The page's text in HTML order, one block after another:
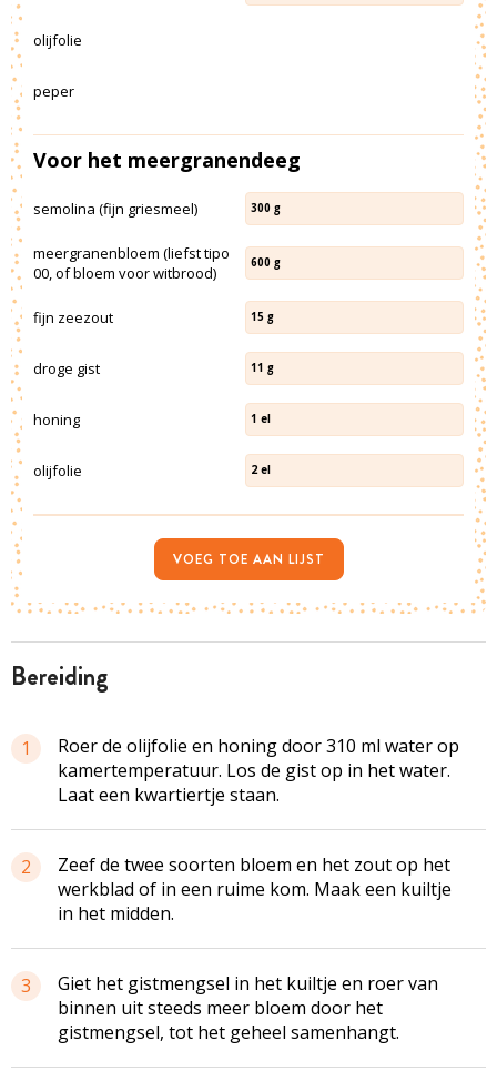
bereiding
1
Roer de olijfolie en honing door 310 ml water op
kamertemperatuur. Los de gist op in het water.
Laat een kwartiertje staan.
2
Zeef de twee soorten bloem en het zout op het
werkblad of in een ruime kom. Maak een kuiltje
in het midden.
3
Giet het gistmengsel in het kuiltje en roer van
binnen uit steeds meer bloem door het
gistmengsel, tot het geheel samenhangt.
olijfolie
peper
Voor het meergranendeeg
semolina (fijn griesmeel) 300 g
meergranenbloem (liefst tipo
00, of bloem voor witbrood)
600 g
fijn zeezout 15 g
droge gist 11 g
honing 1 el
olijfolie 2 el
VOEG TOE AAN LIJST